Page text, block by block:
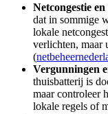
Netcongestie
dat in sommige
lokale
verlichten, maar
(
Vergunningen
thuisbatterij is
maar controleer
lokale regels of